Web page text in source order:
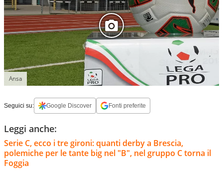
Ansa
Seguici su: Google Discover Fonti preferite
Leggi anche:
Serie C, ecco i tre gironi: quanti derby a Brescia,
polemiche per le tante big nel "B", nel gruppo C torna il
Foggia